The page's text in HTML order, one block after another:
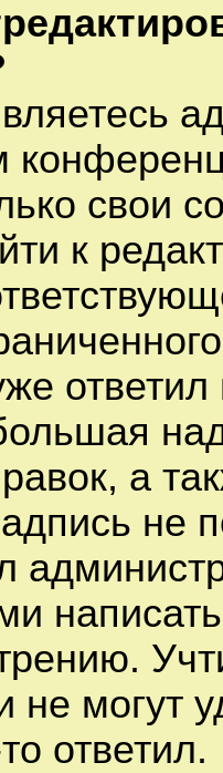
свои
к
а
не
не могут
ответил.